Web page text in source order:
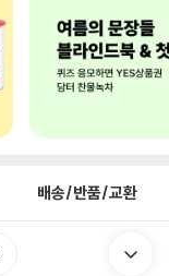
배송/반품/교환